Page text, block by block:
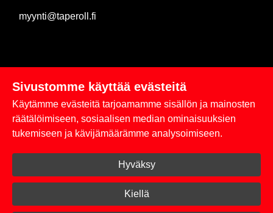
myynti@taperoll.fi
Linkit
Rekisteriseloste
Toimitus- ja maksuehdot
Kirjaudu sisään
Sivustomme käyttää evästeitä
Käytämme evästeitä tarjoamamme sisällön ja mainosten
räätälöimiseen, sosiaalisen median ominaisuuksien
tukemiseen ja kävijämäärämme analysoimiseen.
Hyväksy
Kiellä